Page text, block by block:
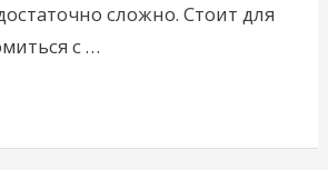
сложно. Стоит для
с …